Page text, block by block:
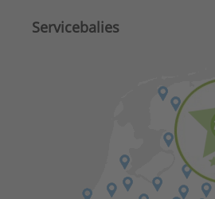
Servicebalies